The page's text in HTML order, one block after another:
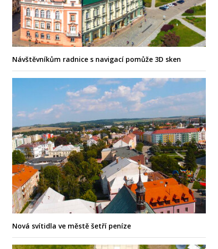
Návštěvníkům radnice s navigací pomůže 3D sken
Nová svítidla ve městě šetří peníze